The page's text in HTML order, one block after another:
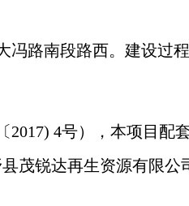
冯路南段路西。建设过
4号），本项目配
县茂锐达再生资源有限公